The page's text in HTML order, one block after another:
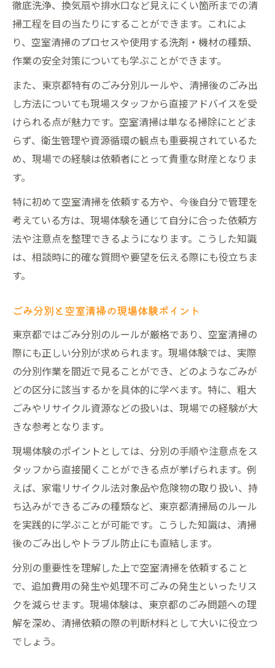
徹底洗浄、換気扇や排水口など見えにくい箇所までの清
掃工程を目の当たりにすることができます。これによ
り、空室清掃のプロセスや使用する洗剤・機材の種類、
作業の安全対策についても学ぶことができます。
また、東京都特有のごみ分別ルールや、清掃後のごみ出
し方法についても現場スタッフから直接アドバイスを受
けられる点が魅力です。空室清掃は単なる掃除にとどま
らず、衛生管理や資源循環の観点も重要視されているた
め、現場での経験は依頼者にとって貴重な財産となりま
す。
特に初めて空室清掃を依頼する方や、今後自分で管理を
考えている方は、現場体験を通じて自分に合った依頼方
法や注意点を整理できるようになります。こうした知識
は、相談時に的確な質問や要望を伝える際にも役立ちま
す。
ごみ分別と空室清掃の現場体験ポイント
東京都ではごみ分別のルールが厳格であり、空室清掃の
際にも正しい分別が求められます。現場体験では、実際
の分別作業を間近で見ることができ、どのようなごみが
どの区分に該当するかを具体的に学べます。特に、粗大
ごみやリサイクル資源などの扱いは、現場での経験が大
きな参考となります。
現場体験のポイントとしては、分別の手順や注意点をス
タッフから直接聞くことができる点が挙げられます。例
えば、家電リサイクル法対象品や危険物の取り扱い、持
ち込みができるごみの種類など、東京都清掃局のルール
を実践的に学ぶことが可能です。こうした知識は、清掃
後のごみ出しやトラブル防止にも直結します。
分別の重要性を理解した上で空室清掃を依頼すること
で、追加費用の発生や処理不可ごみの発生といったリス
クを減らせます。現場体験は、東京都のごみ問題への理
解を深め、清掃依頼の際の判断材料として大いに役立つ
でしょう。